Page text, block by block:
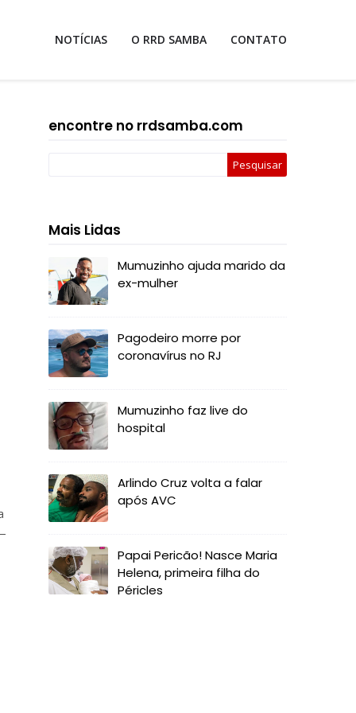
NOTÍCIAS O RRD SAMBA CONTATO
encontre no rrdsamba.com
Mais Lidas
Mumuzinho ajuda marido da
ex-mulher
Pagodeiro morre por
coronavírus no RJ
Mumuzinho faz live do
hospital
Arlindo Cruz volta a falar
após AVC
Papai Pericão! Nasce Maria
Helena, primeira filha do
Péricles